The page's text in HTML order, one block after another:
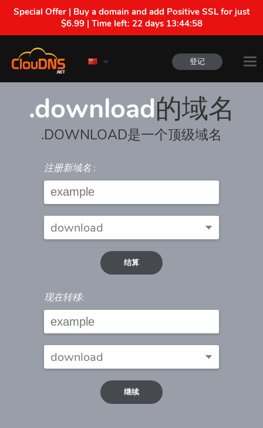
Special Offer | Buy a domain and add Positive SSL for just
$6.99 | Time left: 22 days 13:44:58
登记
.download的域名
.DOWNLOAD是一个顶级域名
注册新域名 :
结算
现在转移:
继续